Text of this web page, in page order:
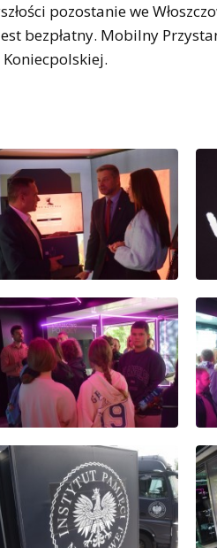
pozostanie we
bezpłatny. Mobilny